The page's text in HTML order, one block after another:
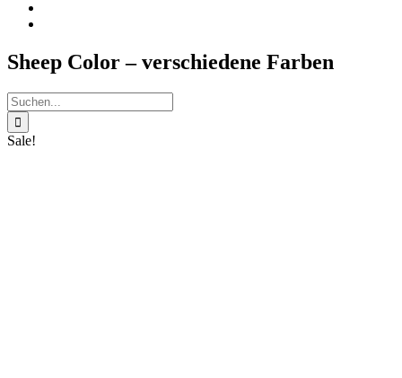
Sheep Color – verschiedene Farben
Suche
nach:
Sale!